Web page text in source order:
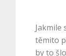
Jakmile
těmito
by to